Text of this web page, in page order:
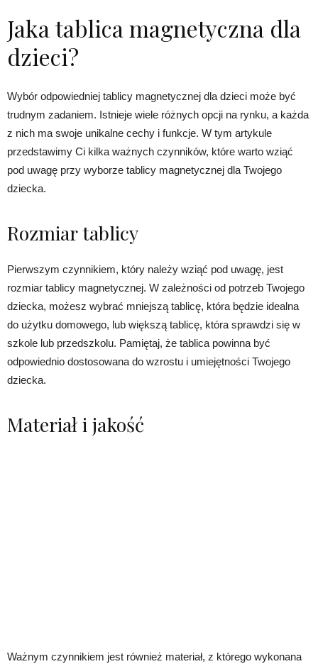
Jaka tablica magnetyczna dla
dzieci?
Wybór odpowiedniej tablicy magnetycznej dla dzieci może być
trudnym zadaniem. Istnieje wiele różnych opcji na rynku, a każda
z nich ma swoje unikalne cechy i funkcje. W tym artykule
przedstawimy Ci kilka ważnych czynników, które warto wziąć
pod uwagę przy wyborze tablicy magnetycznej dla Twojego
dziecka.
Rozmiar tablicy
Pierwszym czynnikiem, który należy wziąć pod uwagę, jest
rozmiar tablicy magnetycznej. W zależności od potrzeb Twojego
dziecka, możesz wybrać mniejszą tablicę, która będzie idealna
do użytku domowego, lub większą tablicę, która sprawdzi się w
szkole lub przedszkolu. Pamiętaj, że tablica powinna być
odpowiednio dostosowana do wzrostu i umiejętności Twojego
dziecka.
Materiał i jakość
Ważnym czynnikiem jest również materiał, z którego wykonana